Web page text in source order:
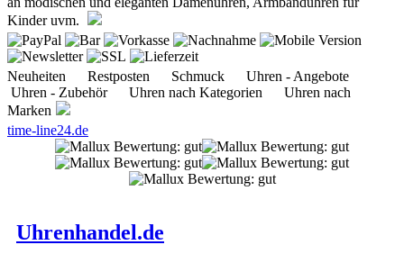
Kinder uvm.
Neuheiten Restposten Schmuck Uhren - Angebote
Uhren - Zubehör Uhren nach Kategorien Uhren nach
Marken
time-line24.de
Uhrenhandel.de